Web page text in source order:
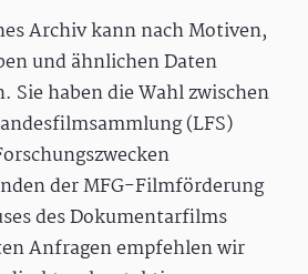
Archiv kann nach Motiven,
und ähnlichen Daten
Sie haben die Wahl zwischen
(LFS)
der MFG-Filmförderung
des Dokumentarfilms
Anfragen empfehlen wir